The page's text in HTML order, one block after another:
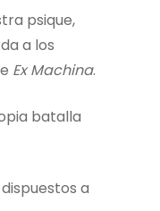
psique,
a los
Ex Machina.
batalla
a